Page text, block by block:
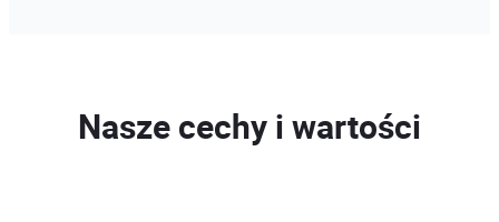
Nasze cechy i wartości